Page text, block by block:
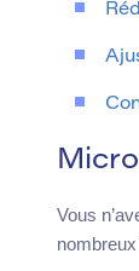
Vous